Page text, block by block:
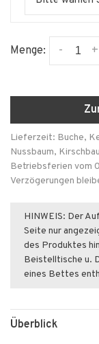
Menge: +
-
Lieferzeit: Buche,
Nussbaum,
Betriebsferien vom
Verzögerungen
HINWEIS: Der
Seite nur
des Produktes
Beistelltische u.
eines Bettes
Überblick